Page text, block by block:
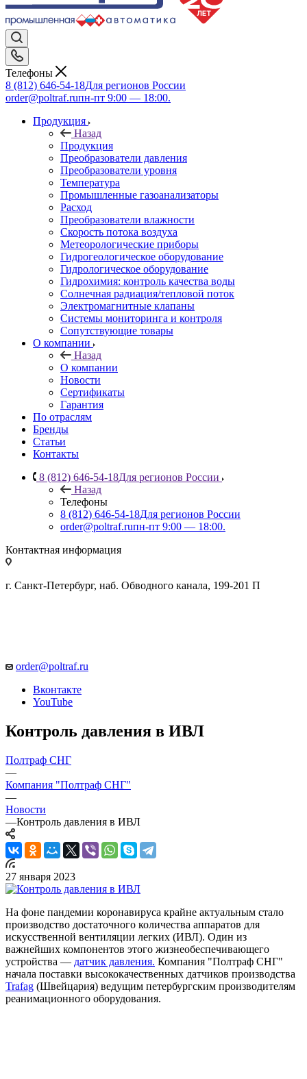
Телефоны
8 (812) 646-54-18Для регионов России
order@poltraf.ruпн-пт 9:00 — 18:00.
Продукция
Назад
Продукция
Преобразователи давления
Преобразователи уровня
Температура
Промышленные газоанализаторы
Расход
Преобразователи влажности
Скорость потока воздуха
Метеорологические приборы
Гидрогеологическое оборудование
Гидрологическое оборудование
Гидрохимия: контроль качества воды
Солнечная радиация/тепловой поток
Электромагнитные клапаны
Системы мониторинга и контроля
Сопутствующие товары
О компании
Назад
О компании
Новости
Сертификаты
Гарантия
По отраслям
Бренды
Статьи
Контакты
8 (812) 646-54-18Для регионов России
Назад
Телефоны
8 (812) 646-54-18Для регионов России
order@poltraf.ruпн-пт 9:00 — 18:00.
Контактная информация
г. Санкт-Петербург, наб. Обводного канала, 199-201 П
order@poltraf.ru
Вконтакте
YouTube
Контроль давления в ИВЛ
Полтраф СНГ
—
Компания "Полтраф СНГ"
—
Новости
—Контроль давления в ИВЛ
27 января 2023
На фоне пандемии коронавируса крайне актуальным стало
производство достаточного количества аппаратов для
искусственной вентиляции легких (ИВЛ). Один из
важнейших компонентов этого жизнеобеспечивающего
устройства ― датчик давления. Компания "Полтраф СНГ"
начала поставки высококачественных датчиков производства
Trafag (Швейцария) ведущим петербургским производителям
реанимационного оборудования.